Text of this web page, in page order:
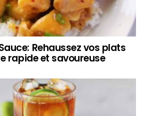
Rehaussez vos plats
rapide et savoureuse